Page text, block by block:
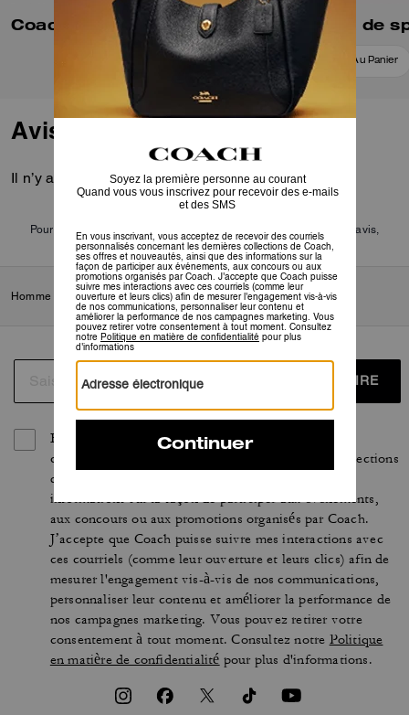
Coach | Short de Campagne Signature Brain Dead
Ajouter Au Panier Ajouter Au Panier
Avis
Il n’y a pas encore d’avis.
Pour plus d’informations sur la manière dont nous vérifions nos avis,
cliquezici.
Homme Prêt-à-porter / Hauts et bas
S’INSCRIRE
En vous inscrivant, vous acceptez de recevoir des
courriels personnalisés concernant les dernières collections
de Coach, ses offres et nouveautés, ainsi que des
informations sur la façon de participer aux événements,
aux concours ou aux promotions organisés par Coach.
J’accepte que Coach puisse suivre mes interactions avec
ces courriels (comme leur ouverture et leurs clics) afin de
mesurer l'engagement vis-à-vis de nos communications,
personnaliser leur contenu et améliorer la performance de
nos campagnes marketing. Vous pouvez retirer votre
consentement à tout moment. Consultez notre Politique
en matière de confidentialité pour plus d'informations.